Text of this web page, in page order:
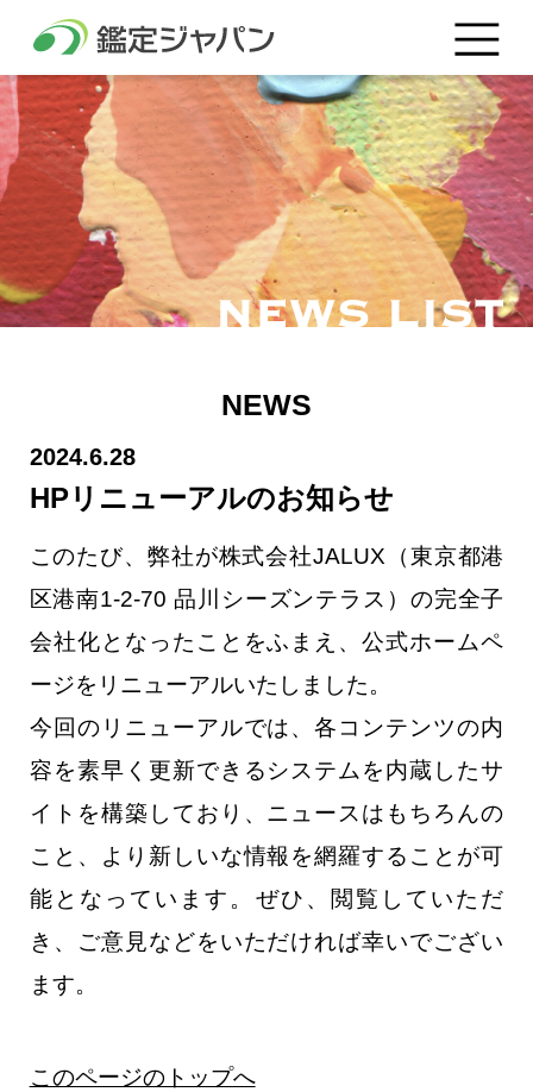
NEWS
2024.6.28
HPリニューアルのお知らせ
このたび、弊社が株式会社JALUX（東京都港
区港南1-2-70 品川シーズンテラス）の完全子
会社化となったことをふまえ、公式ホームペ
ージをリニューアルいたしました。
今回のリニューアルでは、各コンテンツの内
容を素早く更新できるシステムを内蔵したサ
イトを構築しており、ニュースはもちろんの
こと、より新しいな情報を網羅することが可
能となっています。ぜひ、閲覧していただ
き、ご意見などをいただければ幸いでござい
ます。
このページのトップへ